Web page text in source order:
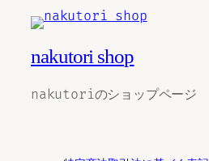
nakutori shop
nakutoriのショップページ